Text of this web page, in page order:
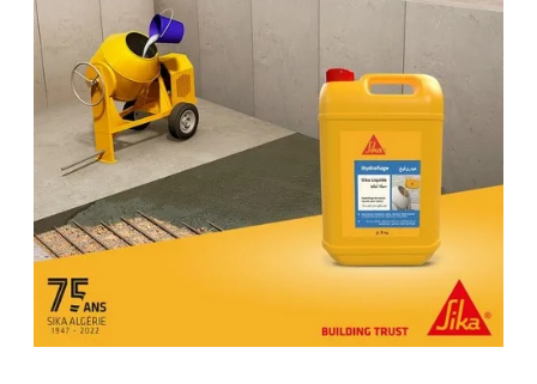
Boutique
Video
Contact
blog